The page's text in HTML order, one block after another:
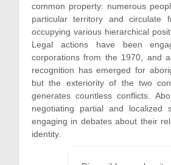
common property: numerous
particular territory and circulate
occupying various hierarchical
Legal actions have been
corporations from the 1970, and
recognition has emerged for
but the exteriority of the two
generates countless conflicts.
negotiating partial and localized
engaging in debates about their
identity.